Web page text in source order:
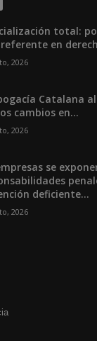
total:
referente en
2026
Catalana
cambios en...
2026
se
deficiente...
2026